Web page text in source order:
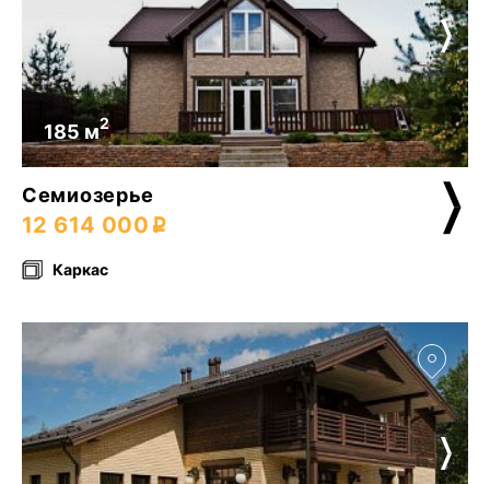
185 м2
Семиозерье
12 614 000
Каркас